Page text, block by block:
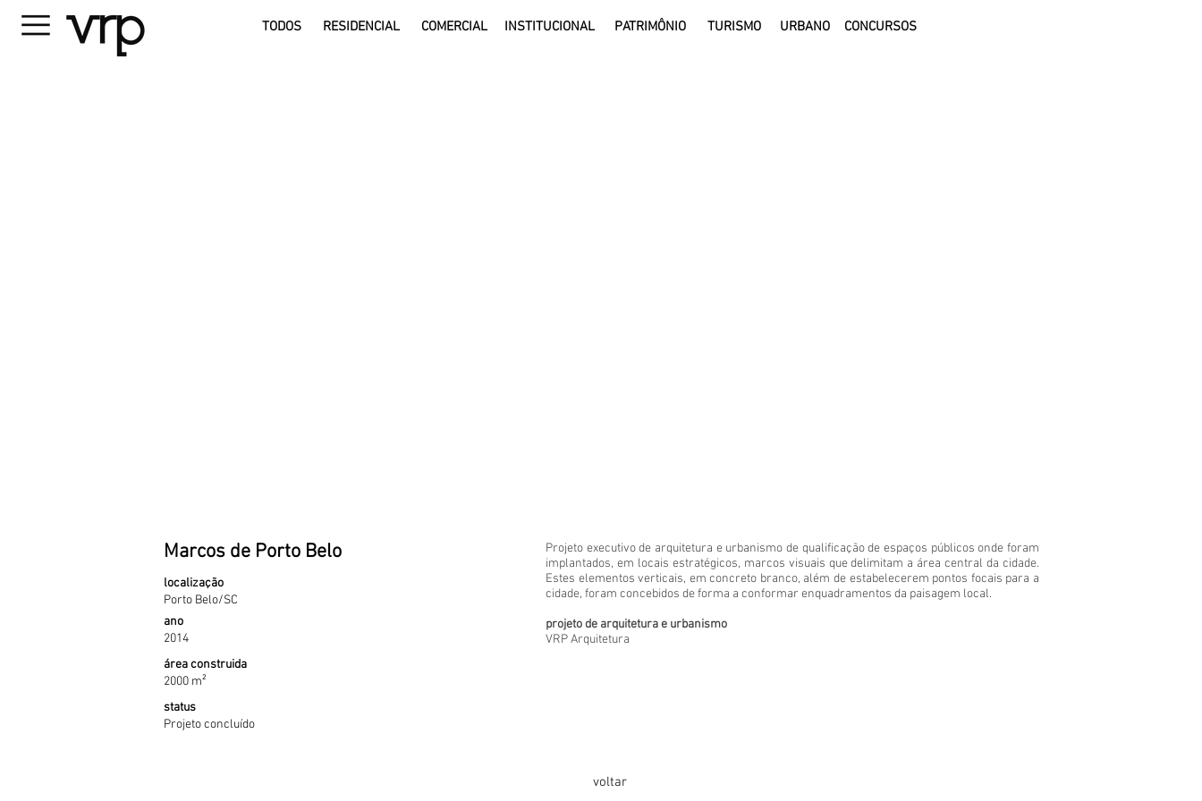
TODOS RESIDENCIAL COMERCIAL INSTITUCIONAL PATRIMÔNIO TURISMO URBANO CONCURSOS
Marcos de Porto Belo
localização
Porto Belo/SC
ano
2014
área construida
2000 m²
Projeto executivo de arquitetura e urbanismo de qualificação de espaços públicos onde foram
implantados, em locais estratégicos, marcos visuais que delimitam a área central da cidade.
Estes elementos verticais, em concreto branco, além de estabelecerem pontos focais para a
cidade, foram concebidos de forma a conformar enquadramentos da paisagem local.
projeto de arquitetura e urbanismo
VRP Arquitetura
status
Projeto concluído
voltar